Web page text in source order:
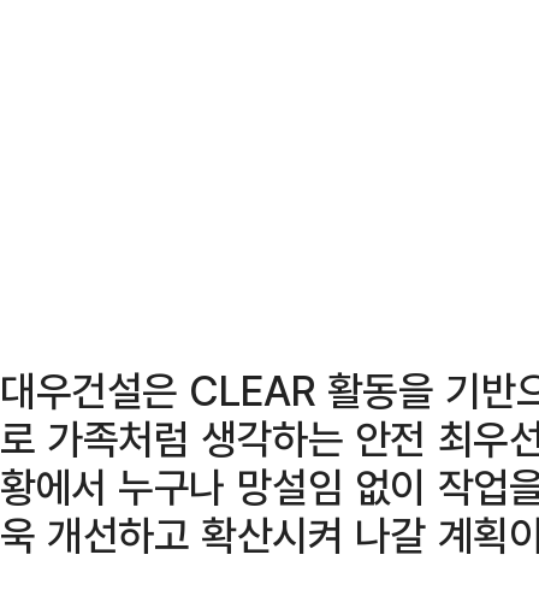
대우건설은 CLEAR 활동을 기반
로 가족처럼 생각하는 안전 최우
황에서 누구나 망설임 없이 작업
욱 개선하고 확산시켜 나갈 계획